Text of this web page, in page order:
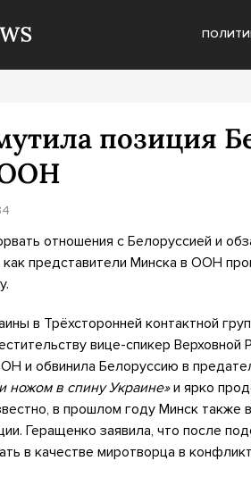
позиция
отношения с Белоруссией и
как представители Минска в ООН
в Трёхсторонней контактной
вице-спикер
и обвинила Белоруссию в
ножом в спину Украине»и ярко
в прошлом году Минск также
Геращенко заявила, что после
в качестве миротворца в